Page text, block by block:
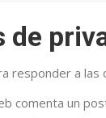
de
responder a las
comenta un